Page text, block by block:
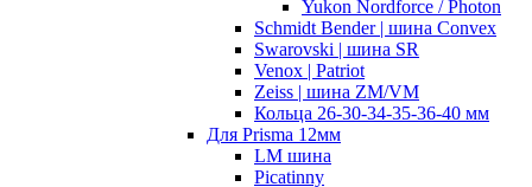
Yukon Nordforce / Photon
Schmidt Bender | шина Convex
Swarovski | шина SR
Venox | Patriot
Zeiss | шина ZM/VM
Кольца 26-30-34-35-36-40 мм
Для Prisma 12мм
LM шина
Picatinny